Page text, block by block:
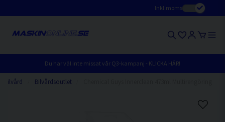
Inkl.moms
Du har väl inte missat vår Q3-kampanj - KLICKA HÄR!
Bilvård Bilvårdsoutlet